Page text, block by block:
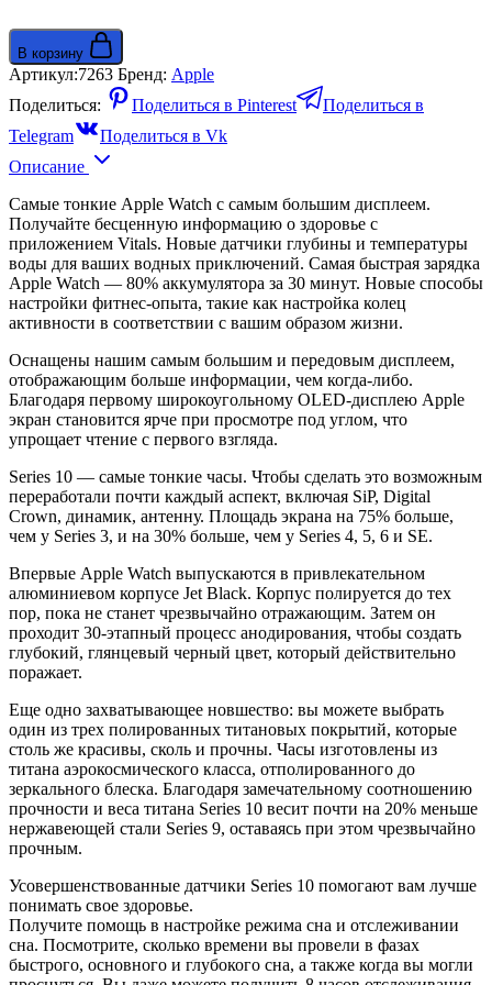
В корзину
Артикул:7263 Бренд: Apple
Поделиться:
Поделиться в Pinterest
Поделиться в
Telegram
Поделиться в Vk
Описание
Самые тонкие Apple Watch с самым большим дисплеем.
Получайте бесценную информацию о здоровье с
приложением Vitals. Новые датчики глубины и температуры
воды для ваших водных приключений. Самая быстрая зарядка
Apple Watch — 80% аккумулятора за 30 минут. Новые способы
настройки фитнес-опыта, такие как настройка колец
активности в соответствии с вашим образом жизни.
Оснащены нашим самым большим и передовым дисплеем,
отображающим больше информации, чем когда-либо.
Благодаря первому широкоугольному OLED-дисплею Apple
экран становится ярче при просмотре под углом, что
упрощает чтение с первого взгляда.
Series 10 — самые тонкие часы. Чтобы сделать это возможным
переработали почти каждый аспект, включая SiP, Digital
Crown, динамик, антенну. Площадь экрана на 75% больше,
чем у Series 3, и на 30% больше, чем у Series 4, 5, 6 и SE.
Впервые Apple Watch выпускаются в привлекательном
алюминиевом корпусе Jet Black. Корпус полируется до тех
пор, пока не станет чрезвычайно отражающим. Затем он
проходит 30-этапный процесс анодирования, чтобы создать
глубокий, глянцевый черный цвет, который действительно
поражает.
Еще одно захватывающее новшество: вы можете выбрать
один из трех полированных титановых покрытий, которые
столь же красивы, сколь и прочны. Часы изготовлены из
титана аэрокосмического класса, отполированного до
зеркального блеска. Благодаря замечательному соотношению
прочности и веса титана Series 10 весит почти на 20% меньше
нержавеющей стали Series 9, оставаясь при этом чрезвычайно
прочным.
Усовершенствованные датчики Series 10 помогают вам лучше
понимать свое здоровье.
Получите помощь в настройке режима сна и отслеживании
сна. Посмотрите, сколько времени вы провели в фазах
быстрого, основного и глубокого сна, а также когда вы могли